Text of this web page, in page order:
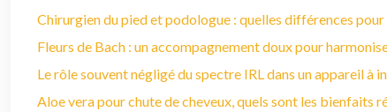
Chirurgien du pied et podologue : quelles différences pour
Fleurs de Bach : un accompagnement doux pour
Le rôle souvent négligé du spectre IRL dans un appareil à
Aloe vera pour chute de cheveux, quels sont les bienfaits